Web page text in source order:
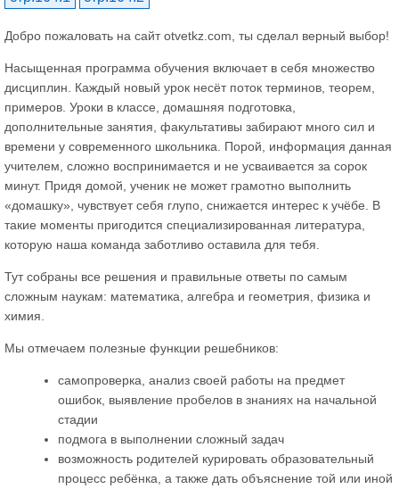
Добро пожаловать на сайт otvetkz.com, ты сделал верный выбор!
Насыщенная программа обучения включает в себя множество
дисциплин. Каждый новый урок несёт поток терминов, теорем,
примеров. Уроки в классе, домашняя подготовка,
дополнительные занятия, факультативы забирают много сил и
времени у современного школьника. Порой, информация данная
учителем, сложно воспринимается и не усваивается за сорок
минут. Придя домой, ученик не может грамотно выполнить
«домашку», чувствует себя глупо, снижается интерес к учёбе. В
такие моменты пригодится специализированная литература,
которую наша команда заботливо оставила для тебя.
Тут собраны все решения и правильные ответы по самым
сложным наукам: математика, алгебра и геометрия, физика и
химия.
Мы отмечаем полезные функции решебников:
самопроверка, анализ своей работы на предмет
ошибок, выявление пробелов в знаниях на начальной
стадии
подмога в выполнении сложный задач
возможность родителей курировать образовательный
процесс ребёнка, а также дать объяснение той или иной